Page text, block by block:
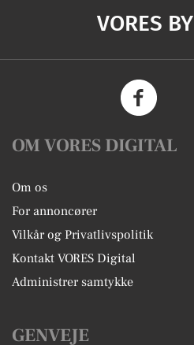
VORES BY
OM VORES DIGITAL
Om os
For annoncører
Vilkår og Privatlivspolitik
Kontakt VORES Digital
Administrer samtykke
GENVEJE